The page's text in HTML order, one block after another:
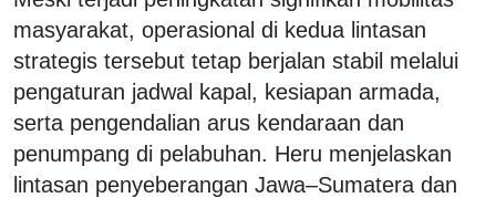
masyarakat, operasional di kedua lintasan
strategis tersebut tetap berjalan stabil melalui
pengaturan jadwal kapal, kesiapan armada,
serta pengendalian arus kendaraan dan
penumpang di pelabuhan. Heru menjelaskan
lintasan penyeberangan Jawa–Sumatera dan